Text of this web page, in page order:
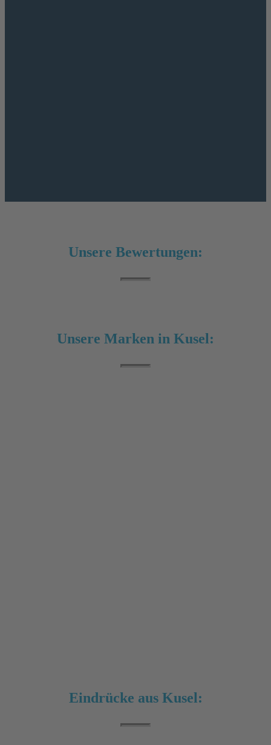
Unsere Bewertungen:
Unsere Marken in Kusel:
Eindrücke aus Kusel: